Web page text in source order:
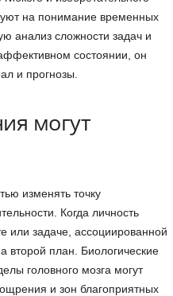
на понимание временных
анализ сложности задач и
состоянии, он
и прогнозы.
могут
изменять точку
Когда личность
или задаче, ассоциированной
второй план. Биологические
головного мозга могут
и зон благоприятных